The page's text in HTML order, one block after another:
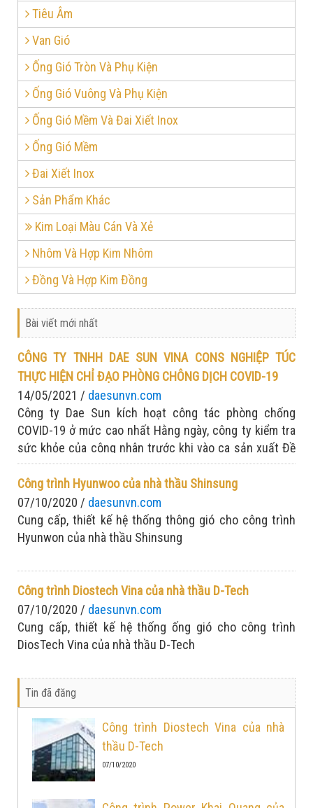
Tiêu Âm
Van Gió
Ống Gió Tròn Và Phụ Kiện
Ống Gió Vuông Và Phụ Kiện
Ống Gió Mềm Và Đai Xiết Inox
Ống Gió Mềm
Đai Xiết Inox
Sản Phẩm Khác
Kim Loại Màu Cán Và Xẻ
Nhôm Và Hợp Kim Nhôm
Đồng Và Hợp Kim Đồng
Bài viết mới nhất
CÔNG TY TNHH DAE SUN VINA CONS NGHIỆP TÚC
THỰC HIỆN CHỈ ĐẠO PHÒNG CHÔNG DỊCH COVID-19
14/05/2021 / daesunvn.com
Công ty Dae Sun kích hoạt công tác phòng chống
COVID-19 ở mức cao nhất Hằng ngày, công ty kiểm tra
sức khỏe của công nhân trước khi vào ca sản xuất Đề
cao tinh thần: Chống dịch nghiêm túc - sản xuất tập
trung
Công trình Hyunwoo của nhà thầu Shinsung
07/10/2020 / daesunvn.com
Cung cấp, thiết kế hệ thống thông gió cho công trình
Hyunwon của nhà thầu Shinsung
Công trình Diostech Vina của nhà thầu D-Tech
07/10/2020 / daesunvn.com
Cung cấp, thiết kế hệ thống ống gió cho công trình
DiosTech Vina của nhà thầu D-Tech
Tin đã đăng
Công trình Diostech Vina của nhà
thầu D-Tech
07/10/2020